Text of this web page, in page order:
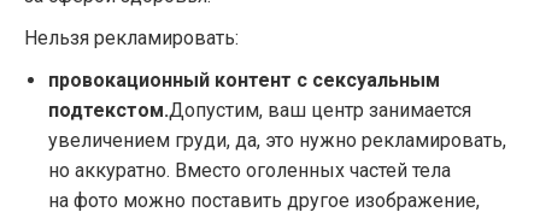
Нельзя рекламировать:
провокационный контент с сексуальным
подтекстом.Допустим, ваш центр занимается
увеличением груди, да, это нужно рекламировать,
но аккуратно. Вместо оголенных частей тела
на фото можно поставить другое изображение,